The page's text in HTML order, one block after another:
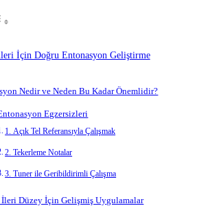
İçin Doğru Entonasyon Geliştirme
Nedir ve Neden Bu Kadar Önemlidir?
Egzersizleri
1. Açık Tel Referansıyla Çalışmak
2. Tekerleme Notalar
3. Tuner ile Geribildirimli Çalışma
İleri Düzey İçin Gelişmiş Uygulamalar